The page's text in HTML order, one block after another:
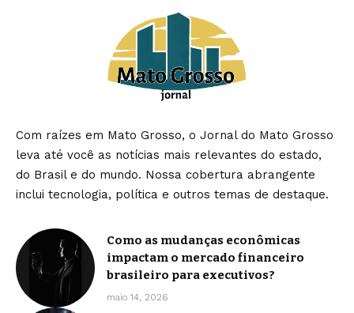
Com raízes em Mato Grosso, o Jornal do Mato Grosso
leva até você as notícias mais relevantes do estado,
do Brasil e do mundo. Nossa cobertura abrangente
inclui tecnologia, política e outros temas de destaque.
Como as mudanças econômicas
impactam o mercado financeiro
brasileiro para executivos?
maio 14, 2026